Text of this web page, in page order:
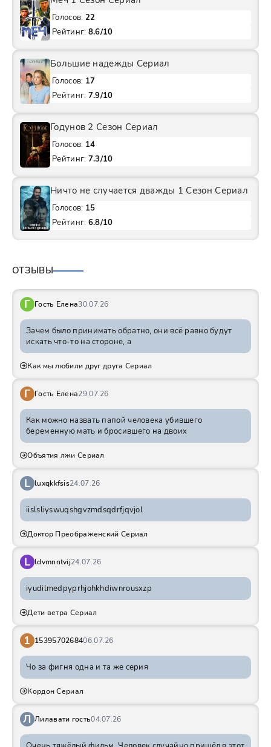
Голосов: 22
Рейтинг: 8.6/10
Большие надежды Сериал
Голосов: 17
Рейтинг: 7.9/10
Годунов 2 Сезон Сериал
Голосов: 14
Рейтинг: 7.3/10
Ничто не случается дважды 1 Сезон Сериал
Голосов: 15
Рейтинг: 6.8/10
ОТЗЫВЫ
Г Гость Елена30.07.26
Зачем было принимать обратно, они всё равно будут
искать что-то на стороне, а
Как мы любили друг друга Сериал
Г Гость Елена29.07.26
Как можно назвать папой человека убившего
беременную мать и бросившего на двоих
Объятия лжи Сериал
L luxqkkfsis24.07.26
iislsliyswuqshgvzmdsqdrfjqvjol
Доктор Преображенский Сериал
L ldvmnntvij24.07.26
iyudilmedpyprhjohkhdiwnrousxzp
Дети ветра Сериал
1 1539570268406.07.26
Чо за фигня одна и та же серия
Кордон Сериал
Л Лилавати гость04.07.26